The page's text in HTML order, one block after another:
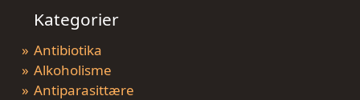
Kategorier
Antibiotika
Alkoholisme
Antiparasittære